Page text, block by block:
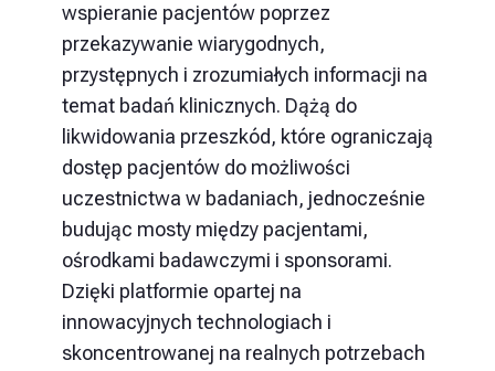
wspieranie pacjentów poprzez
przekazywanie wiarygodnych,
przystępnych i zrozumiałych informacji na
temat badań klinicznych. Dążą do
likwidowania przeszkód, które ograniczają
dostęp pacjentów do możliwości
uczestnictwa w badaniach, jednocześnie
budując mosty między pacjentami,
ośrodkami badawczymi i sponsorami.
Dzięki platformie opartej na
innowacyjnych technologiach i
skoncentrowanej na realnych potrzebach